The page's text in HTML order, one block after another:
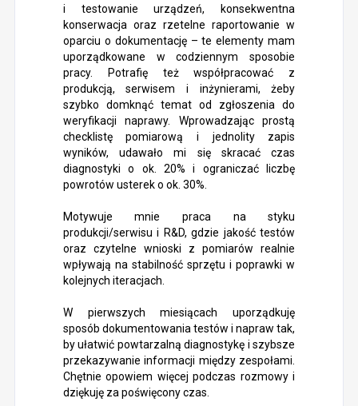
i testowanie urządzeń, konsekwentna
konserwacja oraz rzetelne raportowanie w
oparciu o dokumentację – te elementy mam
uporządkowane w codziennym sposobie
pracy. Potrafię też współpracować z
produkcją, serwisem i inżynierami, żeby
szybko domknąć temat od zgłoszenia do
weryfikacji naprawy. Wprowadzając prostą
checklistę pomiarową i jednolity zapis
wyników, udawało mi się skracać czas
diagnostyki o ok. 20% i ograniczać liczbę
powrotów usterek o ok. 30%.
Motywuje mnie praca na styku
produkcji/serwisu i R&D, gdzie jakość testów
oraz czytelne wnioski z pomiarów realnie
wpływają na stabilność sprzętu i poprawki w
kolejnych iteracjach.
W pierwszych miesiącach uporządkuję
sposób dokumentowania testów i napraw tak,
by ułatwić powtarzalną diagnostykę i szybsze
przekazywanie informacji między zespołami.
Chętnie opowiem więcej podczas rozmowy i
dziękuję za poświęcony czas.